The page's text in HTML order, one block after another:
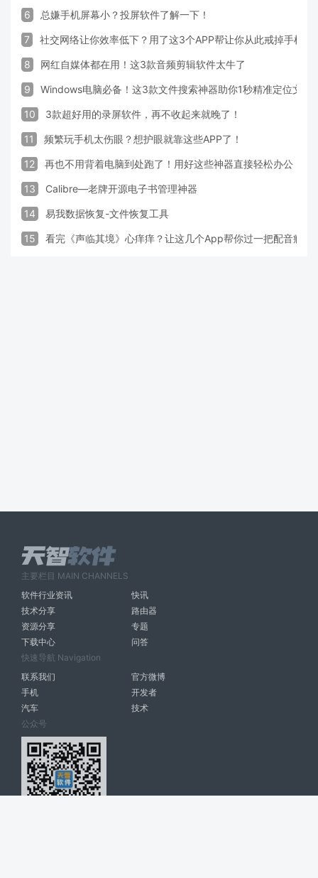
6 总嫌手机屏幕小？投屏软件了解一下！
7 社交网络让你效率低下？用了这3个APP帮让你从此戒掉手机！
8 网红自媒体都在用！这3款音频剪辑软件太牛了
9 Windows电脑必备！这3款文件搜索神器助你1秒精准定位文件
10 3款超好用的录屏软件，再不收起来就晚了！
11 频繁玩手机太伤眼？想护眼就靠这些APP了！
12 再也不用背着电脑到处跑了！用好这些神器直接轻松办公
13 Calibre—老牌开源电子书管理神器
14 易我数据恢复-文件恢复工具
15 看完《声临其境》心痒痒？让这几个App帮你过一把配音瘾
主要栏目 MAIN CHANNELS
软件行业资讯
快讯
技术分享
路由器
资源分享
专题
下载中心
问答
快速导航 Navigation
联系我们
官方微博
手机
开发者
汽车
技术
公众号